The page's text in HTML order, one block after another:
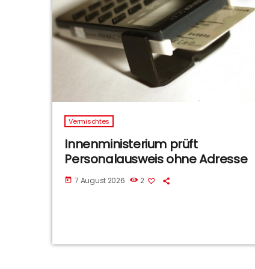
Vermischtes
Innenministerium prüft
Personalausweis ohne Adresse
today 7 August 2026 2